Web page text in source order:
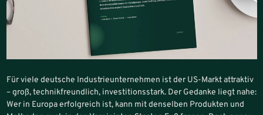
Für viele deutsche Industrieunternehmen ist der US-Markt attraktiv
– groß, technikfreundlich, investitionsstark. Der Gedanke liegt nahe:
Wer in Europa erfolgreich ist, kann mit denselben Produkten und